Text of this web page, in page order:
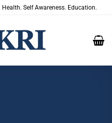
Self Awareness. Education.